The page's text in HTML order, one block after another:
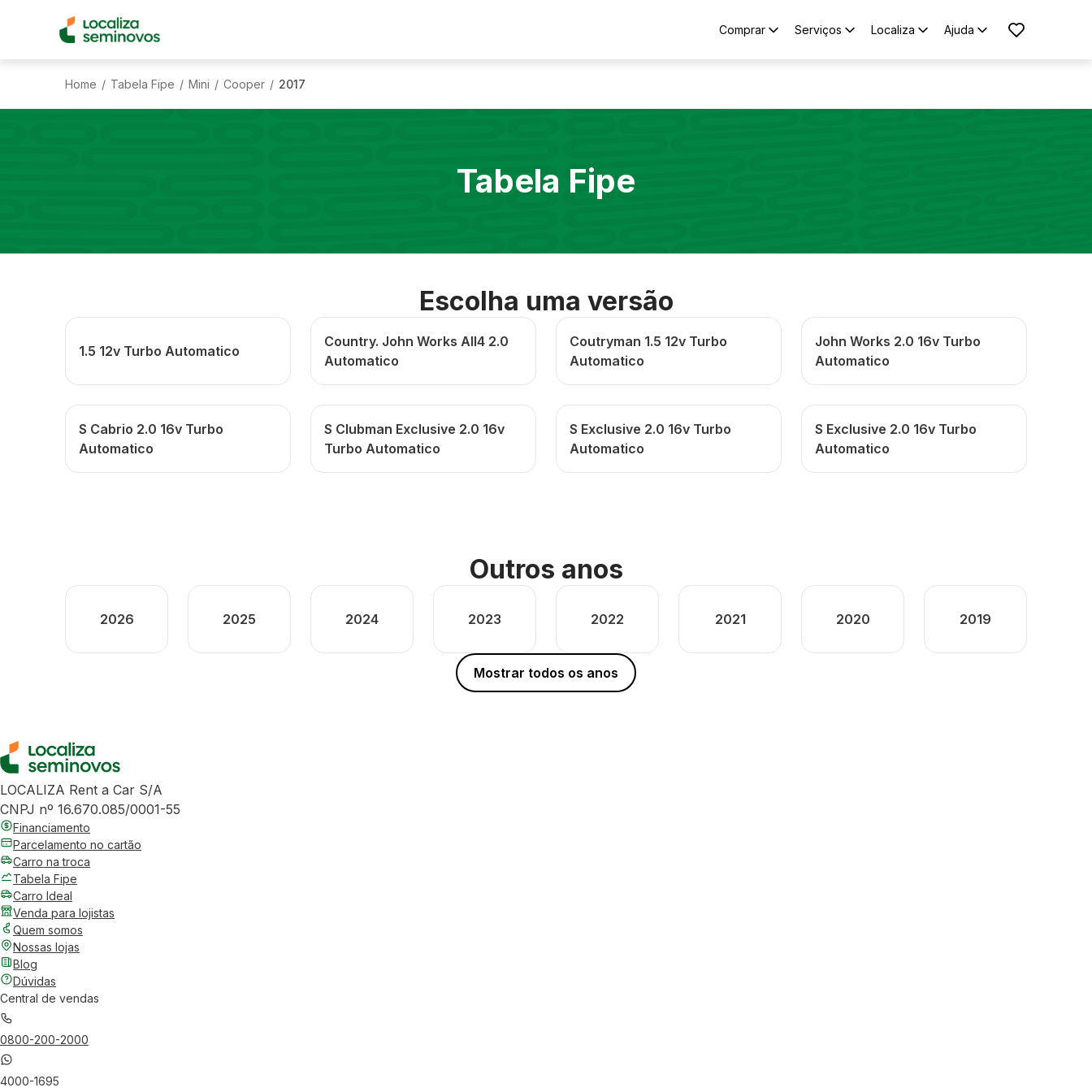
Comprar Serviços Localiza Ajuda
Home / Tabela Fipe / Mini / Cooper / 2017
Tabela Fipe
Escolha uma versão
1.5 12v Turbo Automatico
Country. John Works All4 2.0
Automatico
Coutryman 1.5 12v Turbo
Automatico
John Works 2.0 16v Turbo
Automatico
S Cabrio 2.0 16v Turbo
Automatico
S Clubman Exclusive 2.0 16v
Turbo Automatico
S Exclusive 2.0 16v Turbo
Automatico
S Exclusive 2.0 16v Turbo
Automatico
Outros anos
2026 2025 2024 2023 2022 2021 2020 2019
Mostrar todos os anos
LOCALIZA Rent a Car S/A
CNPJ nº 16.670.085/0001-55
Financiamento
Parcelamento no cartão
Carro na troca
Tabela Fipe
Carro Ideal
Venda para lojistas
Quem somos
Nossas lojas
Blog
Dúvidas
Central de vendas
0800-200-2000
4000-1695